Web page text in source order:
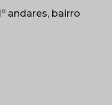
andares, bairro